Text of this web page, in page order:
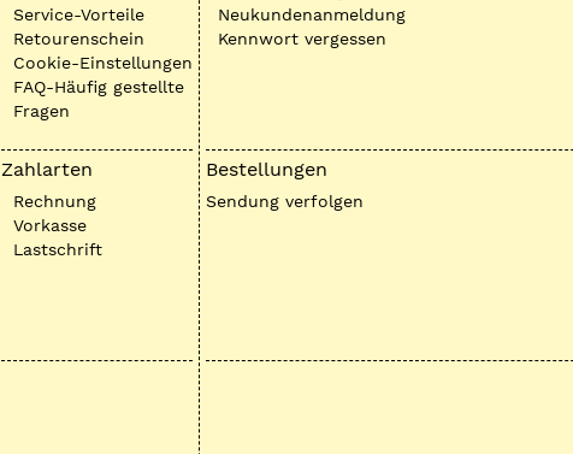
Service-Vorteile
Retourenschein
Cookie-Einstellungen
FAQ-Häufig gestellte
Fragen
Zahlarten
Rechnung
Vorkasse
Lastschrift
Neukundenanmeldung
Kennwort vergessen
Bestellungen
Sendung verfolgen